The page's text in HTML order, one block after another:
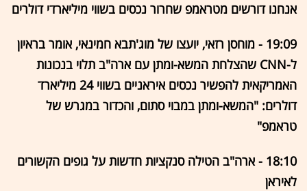
אנחנו דורשים מטראמפ שחרור נכסים בשווי מיליארדי דולרים
19:09 - מוחסן רזאי, יועצו של מוג'תבא חמינאי, אומר בראיון
ל-CNN שהצלחת המשא-ומתן עם ארה"ב תלוי בנכונות
האמריקאית להפשיר נכסים איראניים בשווי 24 מיליארד
דולרים: "המשא-ומתן במבוי סתום, והכדור במגרש של
טראמפ"
18:10 - ארה"ב הטילה סנקציות חדשות על גופים הקשורים
לאיראן